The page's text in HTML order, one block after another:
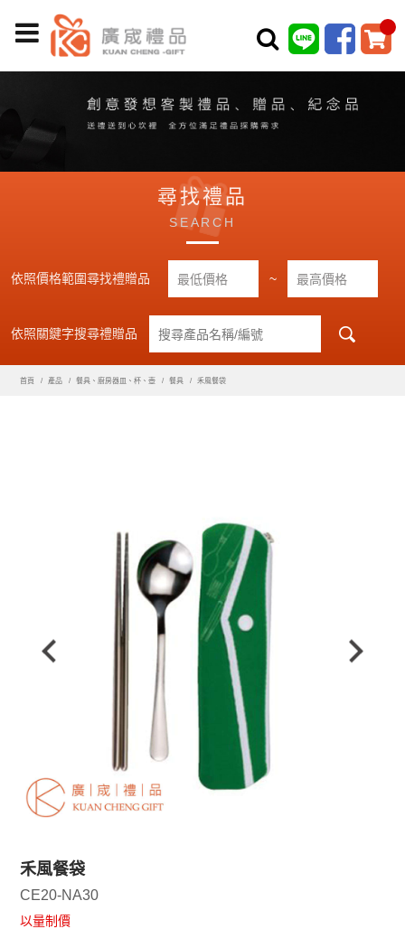
尋找禮品
SEARCH
依照價格範圍尋找禮贈品 ~
依照關鍵字搜尋禮贈品
首頁 產品 餐具、廚房器皿、杯、壺 餐具 禾風餐袋
禾風餐袋
CE20-NA30
以量制價